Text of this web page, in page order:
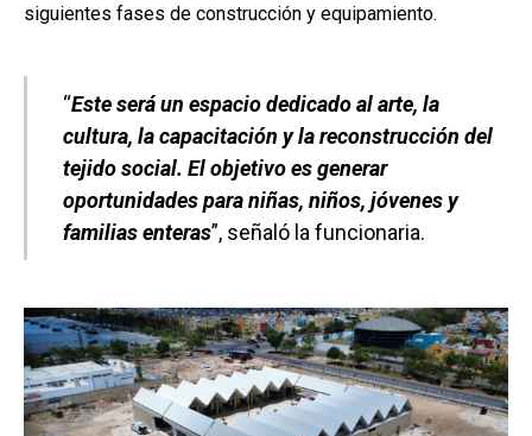
siguientes fases de construcción y equipamiento.
“Este será un espacio dedicado al arte, la
cultura, la capacitación y la reconstrucción del
tejido social. El objetivo es generar
oportunidades para niñas, niños, jóvenes y
familias enteras”, señaló la funcionaria.